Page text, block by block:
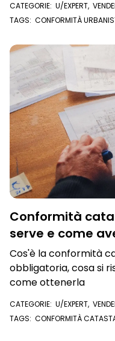
CATEGORIE: U/EXPERT,
DOCUMENTI ONLINE,
TAGS: CONFORMITÀ
Conformità
serve e come
Cos'è la conformità
obbligatoria, cosa si
come ottenerla
CATEGORIE: U/EXPERT,
DOCUMENTI ONLINE, VISURA
TAGS: CONFORMITÀ